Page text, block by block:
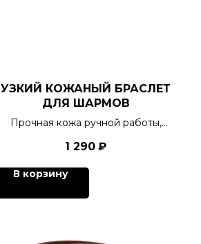
УЗКИЙ КОЖАНЫЙ БРАСЛЕТ
ДЛЯ ШАРМОВ
Прочная кожа ручной работы,
победителя, 6 цветов.
1 290 ₽
В корзину